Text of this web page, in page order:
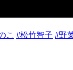
こ #松竹智子 #野